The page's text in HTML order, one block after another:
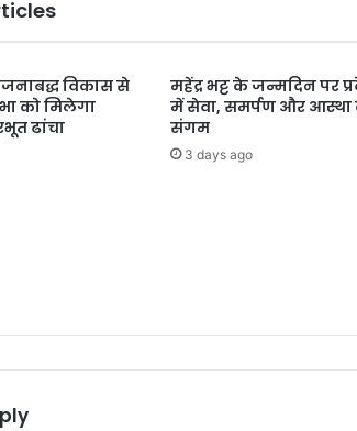
नों
चा
रो
चि
त
विकास से
को मिलेगा
ढांचा
महेंद्र भट्ट के जन्मदिन पर
में सेवा, समर्पण और आस्था
संगम
3 days ago